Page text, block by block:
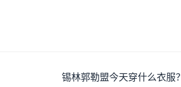
锡林郭勒盟今天穿什么衣服？